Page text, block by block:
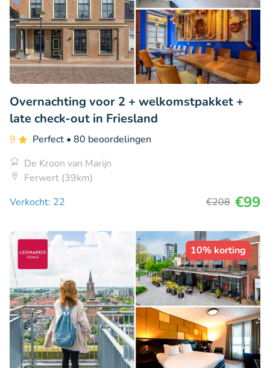
Overnachting voor 2 + welkomstpakket +
late check-out in Friesland
9 Perfect • 80 beoordelingen
De Kroon van Marijn
Ferwert (39km)
Verkocht: 22
€208 €99
10% korting